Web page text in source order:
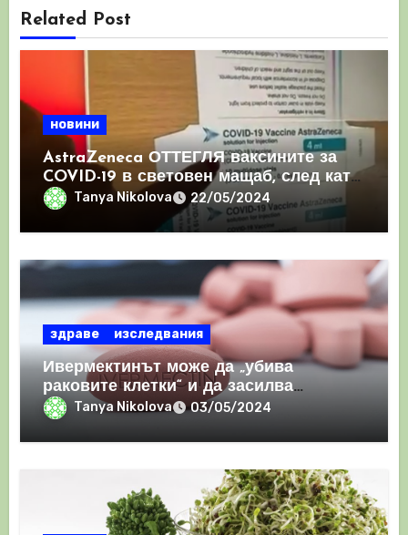
Related Post
новини
AstraZeneca ОТТЕГЛЯ ваксините за
COVID-19 в световен мащаб, след като
призна, че те причиняват КРЪВНИ
съсиреци
Tanya Nikolova 22/05/2024
здраве изследвания
Ивермектинът може да „убива
раковите клетки“ и да засилва
имунния отговор
Tanya Nikolova 03/05/2024